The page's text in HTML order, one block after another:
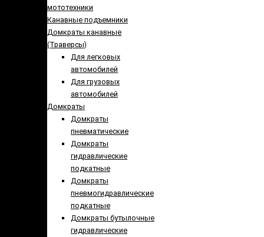
мототехники
Канавные подъемники
Домкраты канавные
(Траверсы)
Для легковых
автомобилей
Для грузовых
автомобилей
Домкраты
Домкраты
пневматические
Домкраты
гидравлические
подкатные
Домкраты
пневмогидравлические
подкатные
Домкраты бутылочные
гидравлические